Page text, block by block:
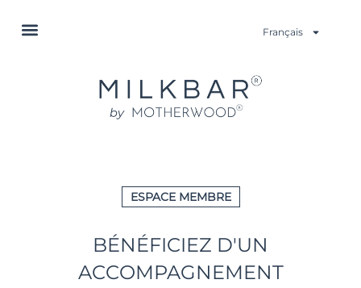
Français
ESPACE MEMBRE
BÉNÉFICIEZ D'UN
ACCOMPAGNEMENT